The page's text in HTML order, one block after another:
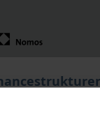
depends on the